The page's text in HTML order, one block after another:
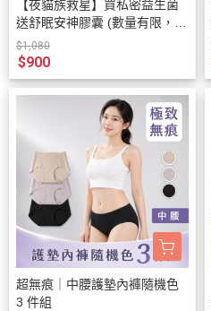
【夜貓族救星】買私密益生菌
送舒眠安神膠囊 (數量有限，送
完為止)
$1,080
$900
超無痕｜中腰護墊內褲隨機色
3 件組